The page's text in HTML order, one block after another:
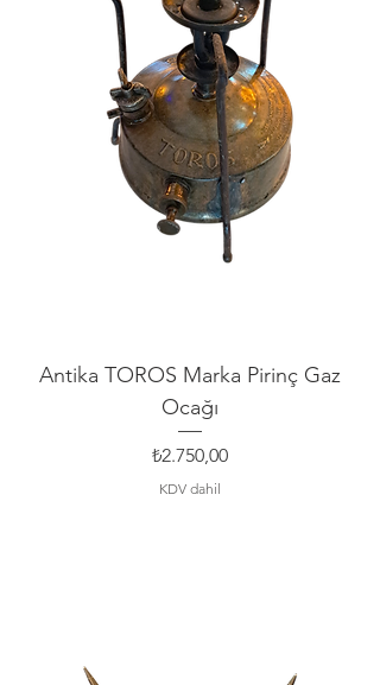
Antika TOROS Marka Pirinç Gaz
Ocağı
Fiyat
₺2.750,00
KDV dahil